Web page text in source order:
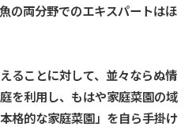
の両分野でのエキスパートはほ
ることに対して、並々ならぬ情
を利用し、もはや家庭菜園の域
格的な家庭菜園」を自ら手掛け